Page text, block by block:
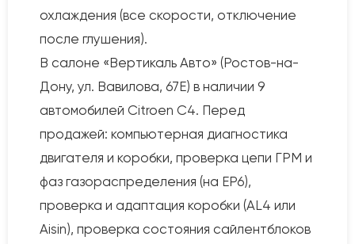
охлаждения (все скорости, отключение
после глушения).
В салоне «Вертикаль Авто» (Ростов-на-
Дону, ул. Вавилова, 67Е) в наличии 9
автомобилей Citroen C4. Перед
продажей: компьютерная диагностика
двигателя и коробки, проверка цепи ГРМ и
фаз газораспределения (на EP6),
проверка и адаптация коробки (AL4 или
Aisin), проверка состояния сайлентблоков